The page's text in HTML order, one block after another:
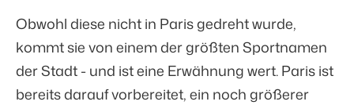
Obwohl diese nicht in Paris gedreht wurde,
kommt sie von einem der größten Sportnamen
der Stadt - und ist eine Erwähnung wert. Paris ist
bereits darauf vorbereitet, ein noch größerer